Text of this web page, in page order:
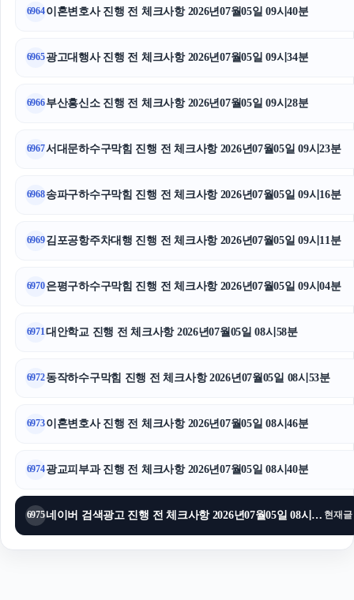
수원이혼변호사
인스타그램 좋아요 구매
네이버 검색광고
6964이혼변호사 진행 전 체크사항 2026년07월05일 09시40분
6965광고대행사 진행 전 체크사항 2026년07월05일 09시34분
6966부산흥신소 진행 전 체크사항 2026년07월05일 09시28분
6967서대문하수구막힘 진행 전 체크사항 2026년07월05일 09시23분
6968송파구하수구막힘 진행 전 체크사항 2026년07월05일 09시16분
6969김포공항주차대행 진행 전 체크사항 2026년07월05일 09시11분
6970은평구하수구막힘 진행 전 체크사항 2026년07월05일 09시04분
6971대안학교 진행 전 체크사항 2026년07월05일 08시58분
6972동작하수구막힘 진행 전 체크사항 2026년07월05일 08시53분
6973이혼변호사 진행 전 체크사항 2026년07월05일 08시46분
6974광교피부과 진행 전 체크사항 2026년07월05일 08시40분
6975 네이버 검색광고 진행 전 체크사항 2026년07월05일 08시34분 현재글